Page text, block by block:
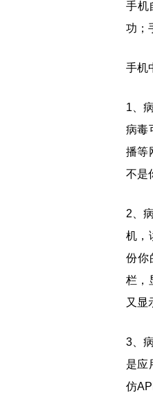
手机
功；
手机
1、
病毒
播等
不是
2、
机，
份你
栏，
又显
3、
是应
仿